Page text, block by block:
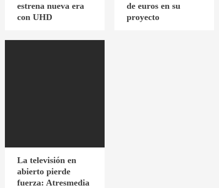
estrena nueva era
con UHD
de euros en su
proyecto
La televisión en
abierto pierde
fuerza: Atresmedia